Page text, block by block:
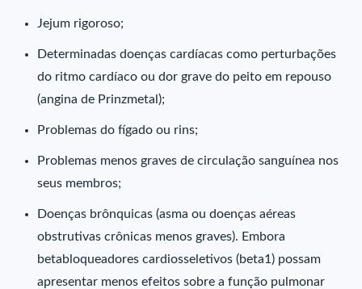
Jejum rigoroso;
Determinadas doenças cardíacas como perturbações
do ritmo cardíaco ou dor grave do peito em repouso
(angina de Prinzmetal);
Problemas do fígado ou rins;
Problemas menos graves de circulação sanguínea nos
seus membros;
Doenças brônquicas (asma ou doenças aéreas
obstrutivas crônicas menos graves). Embora
betabloqueadores cardiosseletivos (beta1) possam
apresentar menos efeitos sobre a função pulmonar